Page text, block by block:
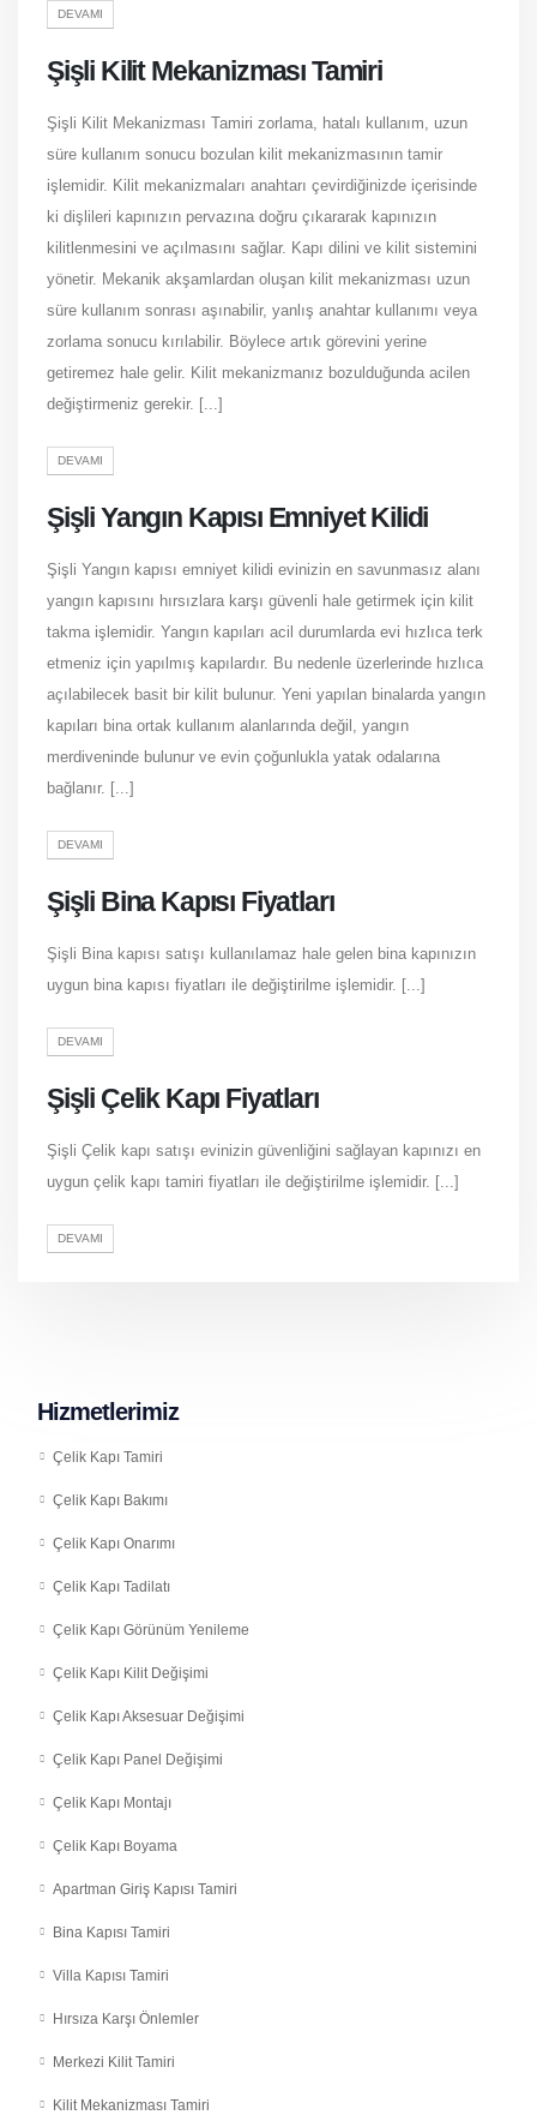
DEVAMI
Şişli Kilit Mekanizması Tamiri
Şişli Kilit Mekanizması Tamiri zorlama, hatalı kullanım, uzun
süre kullanım sonucu bozulan kilit mekanizmasının tamir
işlemidir. Kilit mekanizmaları anahtarı çevirdiğinizde içerisinde
ki dişlileri kapınızın pervazına doğru çıkararak kapınızın
kilitlenmesini ve açılmasını sağlar. Kapı dilini ve kilit sistemini
yönetir. Mekanik akşamlardan oluşan kilit mekanizması uzun
süre kullanım sonrası aşınabilir, yanlış anahtar kullanımı veya
zorlama sonucu kırılabilir. Böylece artık görevini yerine
getiremez hale gelir. Kilit mekanizmanız bozulduğunda acilen
değiştirmeniz gerekir. [...]
DEVAMI
Şişli Yangın Kapısı Emniyet Kilidi
Şişli Yangın kapısı emniyet kilidi evinizin en savunmasız alanı
yangın kapısını hırsızlara karşı güvenli hale getirmek için kilit
takma işlemidir. Yangın kapıları acil durumlarda evi hızlıca terk
etmeniz için yapılmış kapılardır. Bu nedenle üzerlerinde hızlıca
açılabilecek basit bir kilit bulunur. Yeni yapılan binalarda yangın
kapıları bina ortak kullanım alanlarında değil, yangın
merdiveninde bulunur ve evin çoğunlukla yatak odalarına
bağlanır. [...]
DEVAMI
Şişli Bina Kapısı Fiyatları
Şişli Bina kapısı satışı kullanılamaz hale gelen bina kapınızın
uygun bina kapısı fiyatları ile değiştirilme işlemidir. [...]
DEVAMI
Şişli Çelik Kapı Fiyatları
Şişli Çelik kapı satışı evinizin güvenliğini sağlayan kapınızı en
uygun çelik kapı tamiri fiyatları ile değiştirilme işlemidir. [...]
DEVAMI
Hizmetlerimiz
Çelik Kapı Tamiri
Çelik Kapı Bakımı
Çelik Kapı Onarımı
Çelik Kapı Tadilatı
Çelik Kapı Görünüm Yenileme
Çelik Kapı Kilit Değişimi
Çelik Kapı Aksesuar Değişimi
Çelik Kapı Panel Değişimi
Çelik Kapı Montajı
Çelik Kapı Boyama
Apartman Giriş Kapısı Tamiri
Bina Kapısı Tamiri
Villa Kapısı Tamiri
Hırsıza Karşı Önlemler
Merkezi Kilit Tamiri
Kilit Mekanizması Tamiri